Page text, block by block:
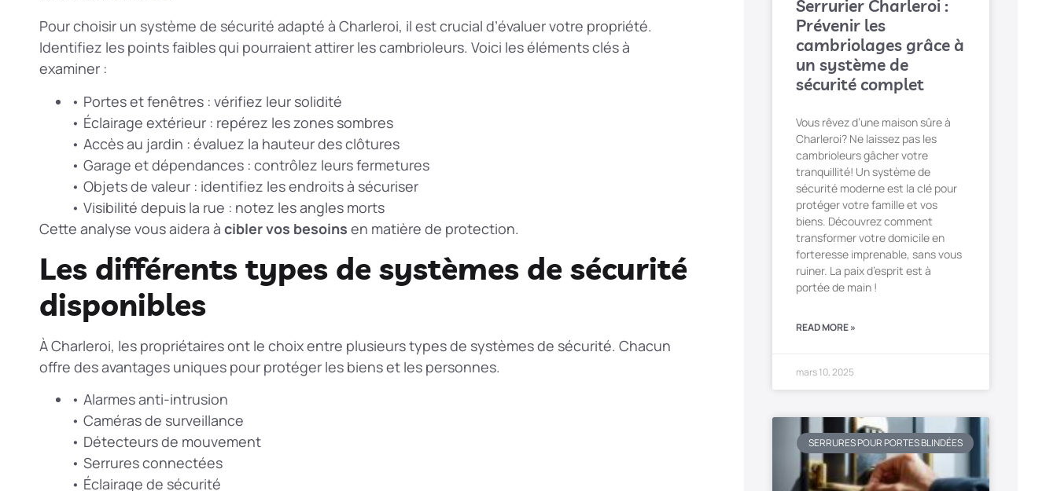
Pour choisir un système de sécurité adapté à Charleroi, il est crucial d’évaluer votre propriété.
Identifiez les points faibles qui pourraient attirer les cambrioleurs. Voici les éléments clés à
examiner :
• Portes et fenêtres : vérifiez leur solidité
• Éclairage extérieur : repérez les zones sombres
• Accès au jardin : évaluez la hauteur des clôtures
• Garage et dépendances : contrôlez leurs fermetures
• Objets de valeur : identifiez les endroits à sécuriser
• Visibilité depuis la rue : notez les angles morts
Cette analyse vous aidera à cibler vos besoins en matière de protection.
Les différents types de systèmes de sécurité
disponibles
À Charleroi, les propriétaires ont le choix entre plusieurs types de systèmes de sécurité. Chacun
offre des avantages uniques pour protéger les biens et les personnes.
• Alarmes anti-intrusion
• Caméras de surveillance
• Détecteurs de mouvement
• Serrures connectées
• Éclairage de sécurité
Serrurier Charleroi :
Prévenir les
cambriolages grâce à
un système de
sécurité complet
Vous rêvez d’une maison sûre à
Charleroi? Ne laissez pas les
cambrioleurs gâcher votre
tranquillité! Un système de
sécurité moderne est la clé pour
protéger votre famille et vos
biens. Découvrez comment
transformer votre domicile en
forteresse imprenable, sans vous
ruiner. La paix d’esprit est à
portée de main !
READ MORE »
mars 10, 2025
SERRURES POUR PORTES BLINDÉES